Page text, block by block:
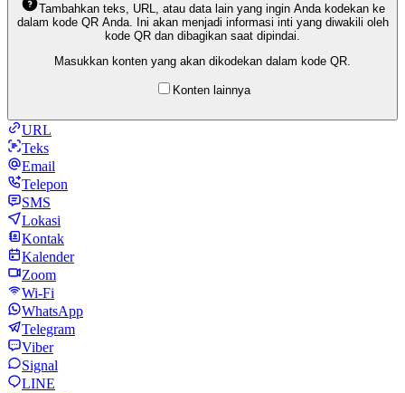
Tambahkan teks, URL, atau data lain yang ingin Anda kodekan ke
dalam kode QR Anda. Ini akan menjadi informasi inti yang diwakili oleh
kode QR dan dibagikan saat dipindai.
Masukkan konten yang akan dikodekan dalam kode QR.
Konten lainnya
URL
Teks
Email
Telepon
SMS
Lokasi
Kontak
Kalender
Zoom
Wi-Fi
WhatsApp
Telegram
Viber
Signal
LINE